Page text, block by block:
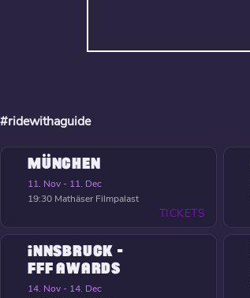
#ridewithaguide
MÜNCHEN
11. Nov - 11. Dec
19:30 Mathäser Filmpalast
TICKETS
INNSBRUCK -
FFF AWARDS
14. Nov - 14. Dec